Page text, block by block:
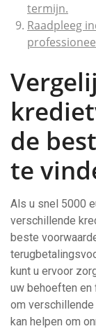
termijn.
Raadpleeg
de
te
Als u snel 5000
verschillende
beste
kunt u ervoor
uw behoeften en
om
kan helpen om